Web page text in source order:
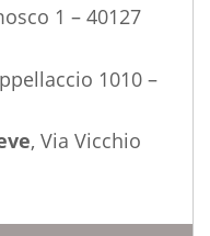
1 – 40127
1010 –
, Via Vicchio